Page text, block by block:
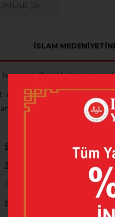
(0)
İSLAM
de kültürel bakımdan
ve selam ederler. Siz de ey
bütün salâ formları bu emri
9789751966988
3
Türkçe
Karton Kapak